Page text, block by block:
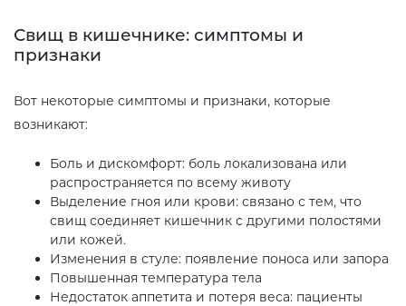
Свищ в кишечнике: симптомы и
признаки
Вот некоторые симптомы и признаки, которые
возникают:
Боль и дискомфорт: боль локализована или
распространяется по всему животу
Выделение гноя или крови: связано с тем, что
свищ соединяет кишечник с другими полостями
или кожей.
Изменения в стуле: появление поноса или запора
Повышенная температура тела
Недостаток аппетита и потеря веса: пациенты